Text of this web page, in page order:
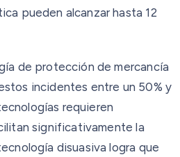
pueden alcanzar hasta 12
de protección de mercancía
incidentes entre un 50% y
requieren
significativamente la
disuasiva logra que